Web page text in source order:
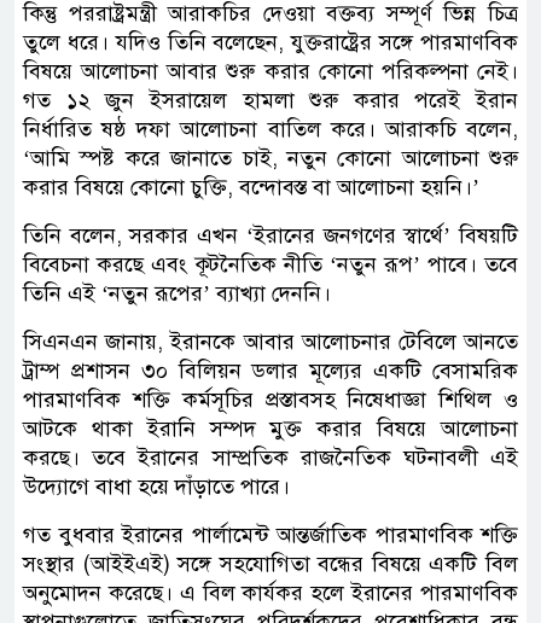
কিন্তু পররাষ্ট্রমন্ত্রী আরাকচির দেওয়া বক্তব্য সম্পূর্ণ ভিন্ন চিত্র
তুলে ধরে। যদিও তিনি বলেছেন, যুক্তরাষ্ট্রের সঙ্গে পারমাণবিক
বিষয়ে আলোচনা আবার শুরু করার কোনো পরিকল্পনা নেই।
গত ১২ জুন ইসরায়েল হামলা শুরু করার পরেই ইরান
নির্ধারিত ষষ্ঠ দফা আলোচনা বাতিল করে। আরাকচি বলেন,
‘আমি স্পষ্ট করে জানাতে চাই, নতুন কোনো আলোচনা শুরু
করার বিষয়ে কোনো চুক্তি, বন্দোবস্ত বা আলোচনা হয়নি।’
তিনি বলেন, সরকার এখন ‘ইরানের জনগণের স্বার্থে’ বিষয়টি
বিবেচনা করছে এবং কূটনৈতিক নীতি ‘নতুন রূপ’ পাবে। তবে
তিনি এই ‘নতুন রূপের’ ব্যাখ্যা দেননি।
সিএনএন জানায়, ইরানকে আবার আলোচনার টেবিলে আনতে
ট্রাম্প প্রশাসন ৩০ বিলিয়ন ডলার মূল্যের একটি বেসামরিক
পারমাণবিক শক্তি কর্মসূচির প্রস্তাবসহ নিষেধাজ্ঞা শিথিল ও
আটকে থাকা ইরানি সম্পদ মুক্ত করার বিষয়ে আলোচনা
করছে। তবে ইরানের সাম্প্রতিক রাজনৈতিক ঘটনাবলী এই
উদ্যোগে বাধা হয়ে দাঁড়াতে পারে।
গত বুধবার ইরানের পার্লামেন্ট আন্তর্জাতিক পারমাণবিক শক্তি
সংস্থার (আইইএই) সঙ্গে সহযোগিতা বন্ধের বিষয়ে একটি বিল
অনুমোদন করেছে। এ বিল কার্যকর হলে ইরানের পারমাণবিক